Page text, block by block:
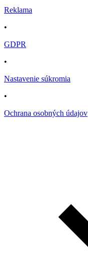
Reklama
•
GDPR
•
Nastavenie súkromia
•
Ochrana osobných údajov